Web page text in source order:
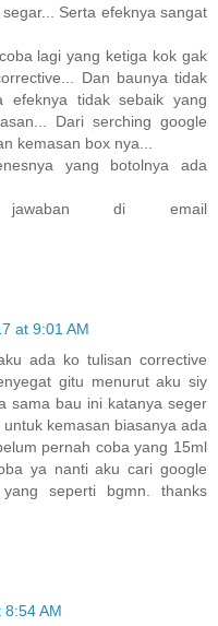
Serta efeknya sangat
lagi yang ketiga kok gak
Dan baunya tidak
efeknya tidak sebaik yang
Dari serching google
kemasan box nya...
yang botolnya ada
jawaban di email
at 9:01 AM
ada ko tulisan corrective
gitu menurut aku siy
sama bau ini katanya seger
kemasan biasanya ada
pernah coba yang 15ml
ya nanti aku cari google
seperti bgmn. thanks
AM